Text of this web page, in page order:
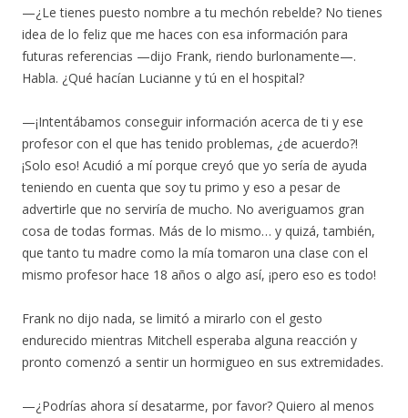
—¿Le tienes puesto nombre a tu mechón rebelde? No tienes
idea de lo feliz que me haces con esa información para
futuras referencias —dijo Frank, riendo burlonamente—.
Habla. ¿Qué hacían Lucianne y tú en el hospital?
—¡Intentábamos conseguir información acerca de ti y ese
profesor con el que has tenido problemas, ¿de acuerdo?!
¡Solo eso! Acudió a mí porque creyó que yo sería de ayuda
teniendo en cuenta que soy tu primo y eso a pesar de
advertirle que no serviría de mucho. No averiguamos gran
cosa de todas formas. Más de lo mismo… y quizá, también,
que tanto tu madre como la mía tomaron una clase con el
mismo profesor hace 18 años o algo así, ¡pero eso es todo!
Frank no dijo nada, se limitó a mirarlo con el gesto
endurecido mientras Mitchell esperaba alguna reacción y
pronto comenzó a sentir un hormigueo en sus extremidades.
—¿Podrías ahora sí desatarme, por favor? Quiero al menos